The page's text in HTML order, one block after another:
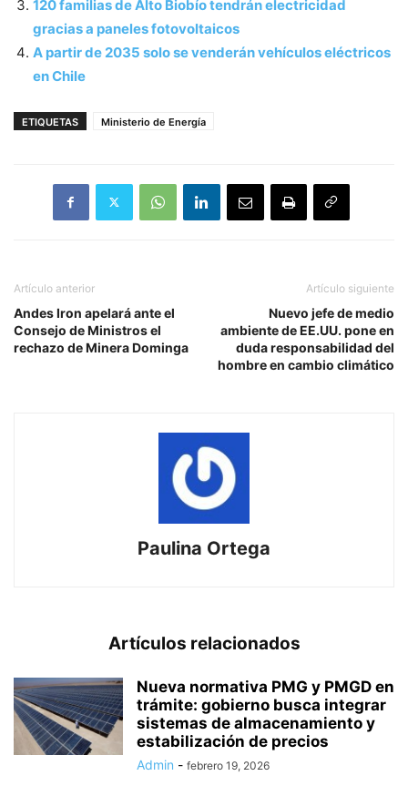
120 familias de Alto Biobío tendrán electricidad
gracias a paneles fotovoltaicos
A partir de 2035 solo se venderán vehículos eléctricos
en Chile
ETIQUETAS Ministerio de Energía
Artículo anterior
Andes Iron apelará ante el
Consejo de Ministros el
rechazo de Minera Dominga
Artículo siguiente
Nuevo jefe de medio
ambiente de EE.UU. pone en
duda responsabilidad del
hombre en cambio climático
Paulina Ortega
Artículos relacionados
Nueva normativa PMG y PMGD en
trámite: gobierno busca integrar
sistemas de almacenamiento y
estabilización de precios
Admin - febrero 19, 2026